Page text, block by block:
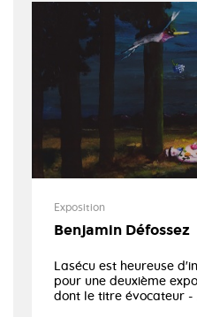
Exposition
Benjamin Défossez
Lasécu est heureuse
pour une deuxième
dont le titre évocateur -